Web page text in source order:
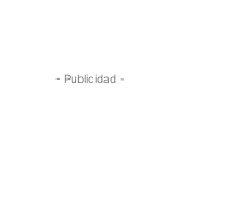
- Publicidad -